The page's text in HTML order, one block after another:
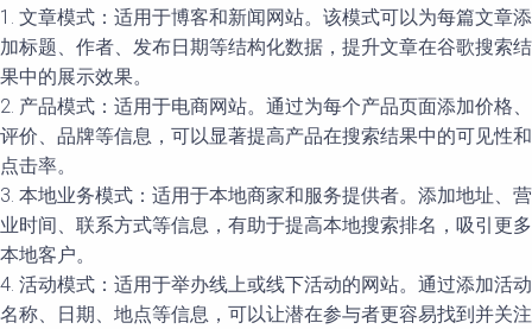
1. 文章模式：适用于博客和新闻网站。该模式可以为每篇文章添
加标题、作者、发布日期等结构化数据，提升文章在谷歌搜索结
果中的展示效果。
2. 产品模式：适用于电商网站。通过为每个产品页面添加价格、
评价、品牌等信息，可以显著提高产品在搜索结果中的可见性和
点击率。
3. 本地业务模式：适用于本地商家和服务提供者。添加地址、营
业时间、联系方式等信息，有助于提高本地搜索排名，吸引更多
本地客户。
4. 活动模式：适用于举办线上或线下活动的网站。通过添加活动
名称、日期、地点等信息，可以让潜在参与者更容易找到并关注